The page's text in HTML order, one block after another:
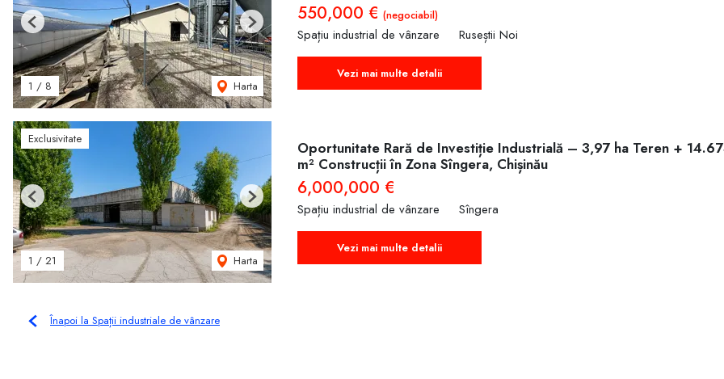
1 / 8 Harta
Previous Next
550,000 € (negociabil)
Spațiu industrial de vânzare Ruseștii Noi
Vezi mai multe detalii
Exclusivitate
1 / 21 Harta
Previous Next
Oportunitate Rară de Investiție Industrială – 3,97 ha Teren +
m² Construcții în Zona Sîngera, Chișinău
6,000,000 €
Spațiu industrial de vânzare Sîngera
Vezi mai multe detalii
Înapoi la Spații industriale de vânzare